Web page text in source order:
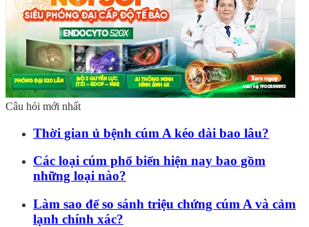
Câu hỏi mới nhất
Thời gian ủ bệnh cúm A kéo dài bao lâu?
Các loại cúm phổ biến hiện nay bao gồm
những loại nào?
Làm sao để so sánh triệu chứng cúm A và cảm
lạnh chính xác?